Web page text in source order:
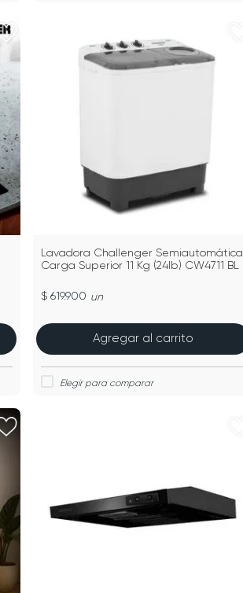
Lavadora Challenger Semiautomática
Carga Superior 11 Kg (24lb) CW4711 BL
$ 619.900 un
Agregar al carrito